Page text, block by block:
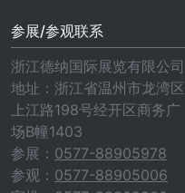
参展/参观联系
浙江德纳国际展览有限公司
地址：浙江省温州市龙湾区
上江路198号经开区商务广
场B幢1403
参展： 0577-88905978
参观： 0577-88905006